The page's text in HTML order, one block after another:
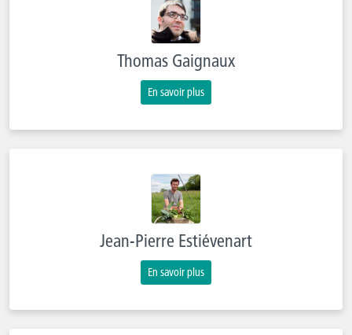
Thomas Gaignaux
En savoir plus
Jean-Pierre Estiévenart
En savoir plus